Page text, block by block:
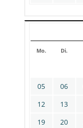
Mo. Di.
05
06
12
13
19
20